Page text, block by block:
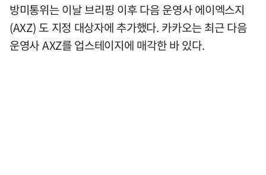
방미통위는 이날 브리핑 이후 다음 운영사 에이엑스지
(AXZ) 도 지정 대상자에 추가했다. 카카오는 최근 다음
운영사 AXZ를 업스테이지에 매각한 바 있다.